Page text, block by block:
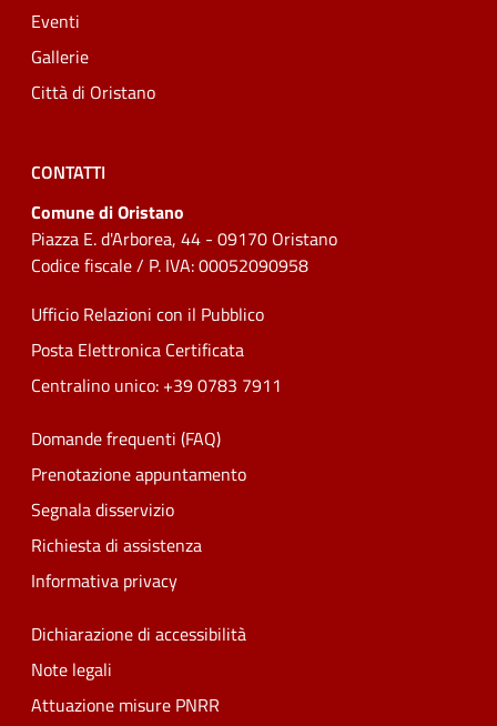
Eventi
Gallerie
Città di Oristano
CONTATTI
Comune di Oristano
Piazza E. d'Arborea, 44 - 09170 Oristano
Codice fiscale / P. IVA: 00052090958
Ufficio Relazioni con il Pubblico
Posta Elettronica Certificata
Centralino unico: +39 0783 7911
Domande frequenti (FAQ)
Prenotazione appuntamento
Segnala disservizio
Richiesta di assistenza
Informativa privacy
Dichiarazione di accessibilità
Note legali
Attuazione misure PNRR